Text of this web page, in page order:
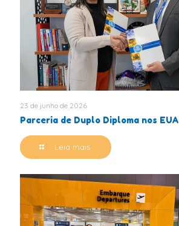
23 de junho de 2026
Parceria de Duplo Diploma nos EUA
Leia mais